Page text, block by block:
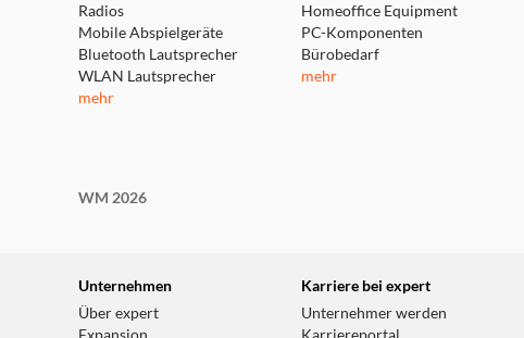
Radios
Mobile Abspielgeräte
Bluetooth Lautsprecher
WLAN Lautsprecher
mehr
Homeoffice Equipment
PC-Komponenten
Bürobedarf
mehr
WM 2026
Unternehmen
Über expert
Karriere bei expert
Unternehmer werden